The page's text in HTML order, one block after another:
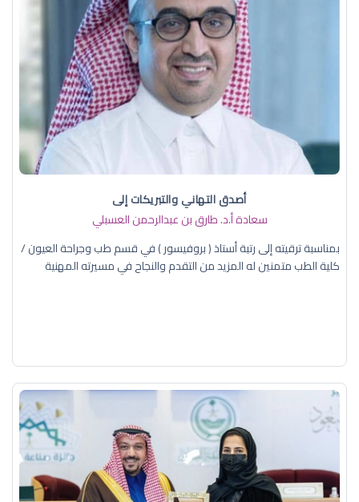
أصدق التهاني والتبريكات إلى
سعادة أ.د. ​طارق بن عبدالرحمن العسبلي
بمناسبة ترقيته إلى رتبة أستاذ ( بروفيسور ) في قسم طب وجراحة العيون /
كلية الطب متمنين له المزيد من التقدم والنجاح في مسيرته المهنية